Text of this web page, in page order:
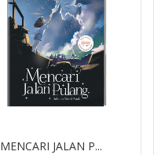
MENCARI JALAN P...